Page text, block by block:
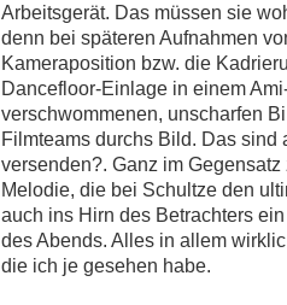
Arbeitsgerät. Das müssen sie
denn bei späteren Aufnahmen
Kameraposition bzw. die
Dancefloor-Einlage in einem
verschwommenen, unscharfen
Filmteams durchs Bild. Das sind
versenden?. Ganz im
Melodie, die bei Schultze den
auch ins Hirn des Betrachters
des Abends. Alles in allem
die ich je gesehen habe.